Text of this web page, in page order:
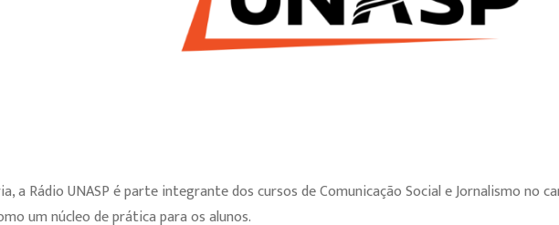
a Rádio UNASP é parte integrante dos cursos de Comunicação Social e Jornalismo no
um núcleo de prática para os alunos.